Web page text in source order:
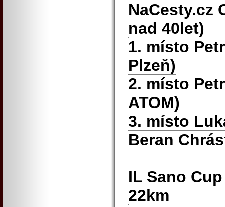
NaCesty.cz
nad 40let)
1. místo
Plzeň)
2. místo
ATOM)
3. místo
Beran
IL Sano
22km